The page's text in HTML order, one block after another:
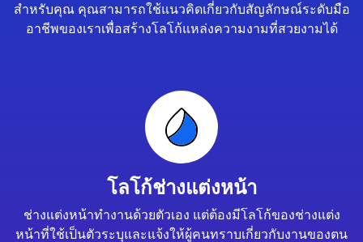
สำหรับคุณ คุณสามารถใช้แนวคิดเกี่ยวกับสัญลักษณ์ระดับมือ
อาชีพของเราเพื่อสร้างโลโก้แหล่งความงามที่สวยงามได้
โลโก้ช่างแต่งหน้า
ช่างแต่งหน้าทำงานด้วยตัวเอง แต่ต้องมีโลโก้ของช่างแต่ง
หน้าที่ใช้เป็นตัวระบุและแจ้งให้ผู้คนทราบเกี่ยวกับงานของตน